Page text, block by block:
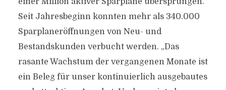
Seit Jahresbeginn konnten mehr als 340.000
Sparplaneröffnungen von Neu- und
Bestandskunden verbucht werden. „Das
rasante Wachstum der vergangenen Monate ist
ein Beleg für unser kontinuierlich ausgebautes